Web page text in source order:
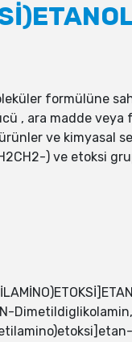
formülüne
, ara madde
ve kimyasal
) ve etoksi